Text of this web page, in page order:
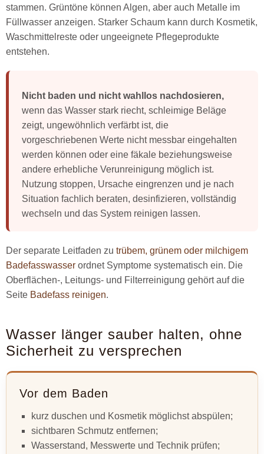
stammen. Grüntöne können Algen, aber auch Metalle im
Füllwasser anzeigen. Starker Schaum kann durch Kosmetik,
Waschmittelreste oder ungeeignete Pflegeprodukte
entstehen.
Nicht baden und nicht wahllos nachdosieren,
wenn das Wasser stark riecht, schleimige Beläge
zeigt, ungewöhnlich verfärbt ist, die
vorgeschriebenen Werte nicht messbar eingehalten
werden können oder eine fäkale beziehungsweise
andere erhebliche Verunreinigung möglich ist.
Nutzung stoppen, Ursache eingrenzen und je nach
Situation fachlich beraten, desinfizieren, vollständig
wechseln und das System reinigen lassen.
Der separate Leitfaden zu trübem, grünem oder milchigem
Badefasswasser ordnet Symptome systematisch ein. Die
Oberflächen-, Leitungs- und Filterreinigung gehört auf die
Seite Badefass reinigen.
Wasser länger sauber halten, ohne
Sicherheit zu versprechen
Vor dem Baden
kurz duschen und Kosmetik möglichst abspülen;
sichtbaren Schmutz entfernen;
Wasserstand, Messwerte und Technik prüfen;